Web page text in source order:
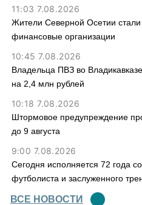
11:03 7.08.2026
Жители Северной Осетии
финансовые организации
10:45 7.08.2026
Владельца ПВЗ во
на 2,4 млн рублей
10:18 7.08.2026
Штормовое предупреждение
до 9 августа
9:00 7.08.2026
Сегодня исполняется 72 года
футболиста и заслуженного
ВСЕ НОВОСТИ